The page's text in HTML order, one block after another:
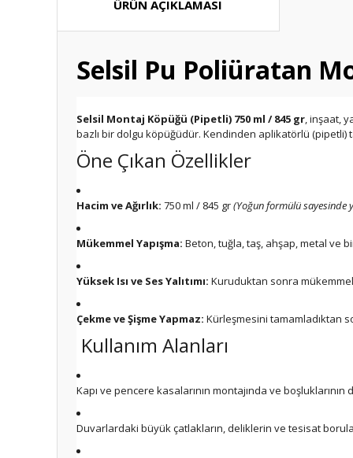
ÜRÜN AÇIKLAMASI
Selsil Pu Poliüratan
Selsil Montaj Köpüğü (Pipetli) 750 ml / 845 gr, inşaat,
bazlı bir dolgu köpüğüdür. Kendinden aplikatörlü (pipetli)
Öne Çıkan Özellikler
Hacim ve Ağırlık: 750 ml / 845 gr(Yoğun formülü sayesinde
Mükemmel Yapışma: Beton, tuğla, taş, ahşap, metal ve
Yüksek Isı ve Ses Yalıtımı: Kuruduktan sonra
Çekme ve Şişme Yapmaz: Kürleşmesini tamamladıktan
Kullanım Alanları
Kapı ve pencere kasalarının montajında ve boşluklarının
Duvarlardaki büyük çatlakların, deliklerin ve tesisat